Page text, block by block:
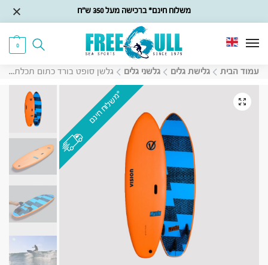
משלוח חינם* ברכישה מעל 350 ש״ח
0
עמוד הבית גלישת גלים גלשני גלים גלשן סופט בורד כתום תכלת Vision Mysto